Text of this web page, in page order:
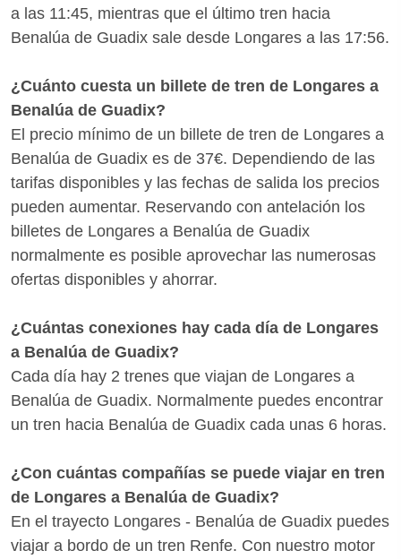
promociones de Renfe. ¿Quieres saber si hay
medios de transporte mejores para llegar a Benalúa
comparar trenes, vuelos y escoger la mejor opción
para ti en pocos clics.
a las 11:45, mientras que el último tren hacia
Benalúa de Guadix sale desde Longares a las 17:56.
¿Cuánto cuesta un billete de tren de Longares a
Benalúa de Guadix?
El precio mínimo de un billete de tren de Longares a
Benalúa de Guadix es de 37€. Dependiendo de las
tarifas disponibles y las fechas de salida los precios
pueden aumentar. Reservando con antelación los
billetes de Longares a Benalúa de Guadix
normalmente es posible aprovechar las numerosas
ofertas disponibles y ahorrar.
¿Cuántas conexiones hay cada día de Longares
a Benalúa de Guadix?
Cada día hay 2 trenes que viajan de Longares a
Benalúa de Guadix. Normalmente puedes encontrar
un tren hacia Benalúa de Guadix cada unas 6 horas.
¿Con cuántas compañías se puede viajar en tren
de Longares a Benalúa de Guadix?
En el trayecto Longares - Benalúa de Guadix puedes
viajar a bordo de un tren Renfe. Con nuestro motor